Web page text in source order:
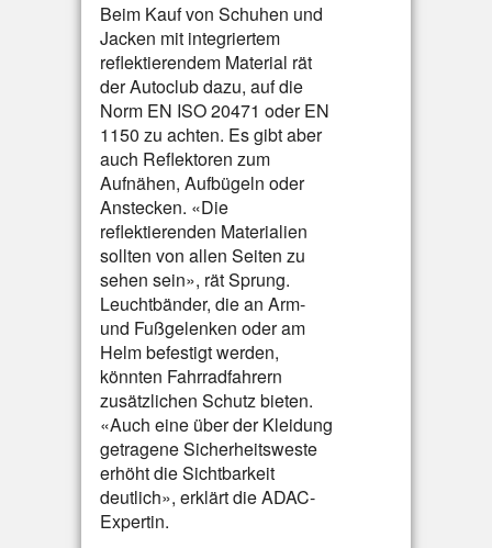
Beim Kauf von Schuhen und
Jacken mit integriertem
reflektierendem Material rät
der Autoclub dazu, auf die
Norm EN ISO 20471 oder EN
1150 zu achten. Es gibt aber
auch Reflektoren zum
Aufnähen, Aufbügeln oder
Anstecken. «Die
reflektierenden Materialien
sollten von allen Seiten zu
sehen sein», rät Sprung.
Leuchtbänder, die an Arm-
und Fußgelenken oder am
Helm befestigt werden,
könnten Fahrradfahrern
zusätzlichen Schutz bieten.
«Auch eine über der Kleidung
getragene Sicherheitsweste
erhöht die Sichtbarkeit
deutlich», erklärt die ADAC-
Expertin.